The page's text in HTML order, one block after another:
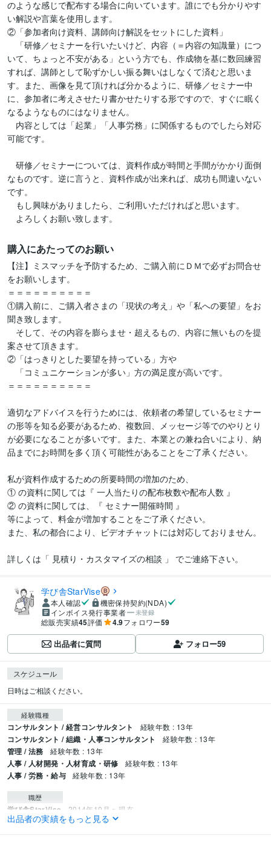
のような感じで配布する場合に向いています。誰にでも分かりやす
い解説や言葉を使用します。
②「参加者向け資料、講師向け解説をセットにした資料」
「研修／セミナーを行いたいけど、内容（＝内容の知識量）につ
いて、ちょっと不安がある」という方でも、作成物を基に数回練習
すれば、講師として恥ずかしい振る舞いはしなくて済むと思いま
す。また、画像を見て頂ければ分かるように、研修／セミナー中
に、参加者に考えさせたり書かせたりする形ですので、すぐに眠く
なるようなものにはなりません。
内容としては「起業」「人事労務」に関係するものでしたら対応
可能です。
研修／セミナーについては、資料作成が時間と手間がかかり面倒
なものです。逆に言うと、資料作成が出来れば、成功も間違いない
です。
もし興味がありましたら、ご利用いただければと思います。
よろしくお願い致します。
購入にあたってのお願い
【注】ミスマッチを予防するため、ご購入前にＤＭで必ずお問合せ
をお願いします。
＝＝＝＝＝＝＝＝＝＝
①購入前に、ご購入者さまの「現状の考え」や「私への要望」をお
聞き致します。
そして、その内容を膨らませ・超えるもの、内容に無いものを提
案させて頂きます。
②「はっきりとした要望を持っている」方や
「コミュニケーションが多い」方の満足度が高いです。
＝＝＝＝＝＝＝＝＝＝
適切なアドバイスを行うためには、依頼者の希望しているセミナー
の形等を知る必要があるため、複数回、メッセージ等でのやりとり
が必要になることが多いです。また、本業との兼ね合いにより、納
品までにお時間を多く頂く可能性があることをご了承ください。
私が資料作成するための所要時間の増加のため、
① の資料に関しては『 一人当たりの配布枚数や配布人数 』
② の資料に関しては、『 セミナー開催時間 』
等によって、料金が増加することをご了承ください。
また、私の都合により、ビデオチャットには対応しておりません。
詳しくは「 見積り・カスタマイズの相談 」 でご連絡下さい。
学び舎StarVise
本人確認
機密保持契約(NDA)
インボイス発行事業者
未登録
総販売実績45評価 4.9フォロワー59
出品者に質問 フォロー59
スケジュール
日時はご相談ください。
経験職種
コンサルタント / 経営コンサルタント 経験年数 : 13年
コンサルタント / 組織・人事コンサルタント 経験年数 : 13年
管理 / 法務 経験年数 : 13年
人事 / 人材開発・人材育成・研修 経験年数 : 13年
人事 / 労務・給与 経験年数 : 13年
職歴
学び舎StarVise 2014年10月 ~ 現在
出品者の実績をもっと見る